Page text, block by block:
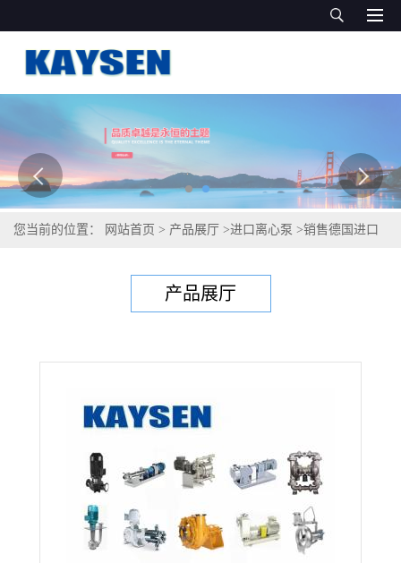
您当前的位置： 网站首页 > 产品展厅 >进口离心泵 >销售德国进口
产品展厅